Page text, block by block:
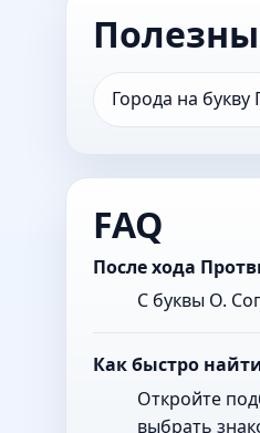
Города на букву
FAQ
После хода
С буквы О.
Как быстро
Откройте
выбрать